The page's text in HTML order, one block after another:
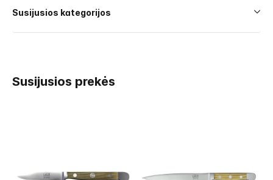
Susijusios kategorijos
Susijusios prekės